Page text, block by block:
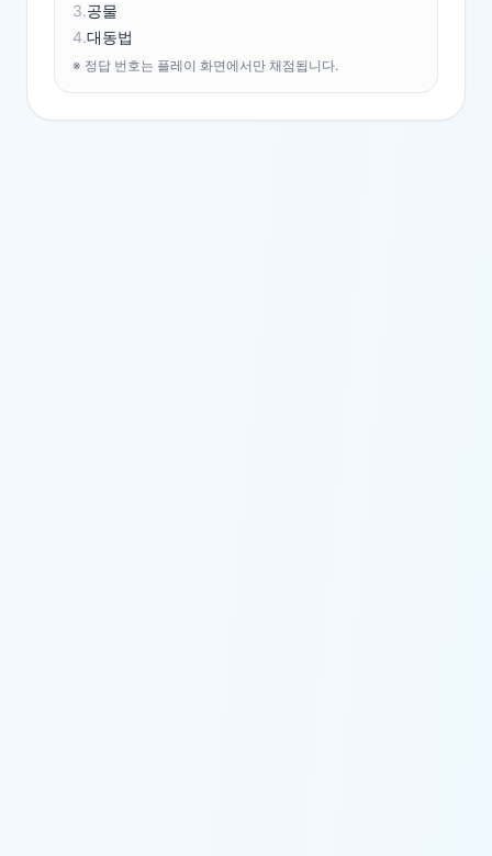
3.공물
4.대동법
※ 정답 번호는 플레이 화면에서만 채점됩니다.